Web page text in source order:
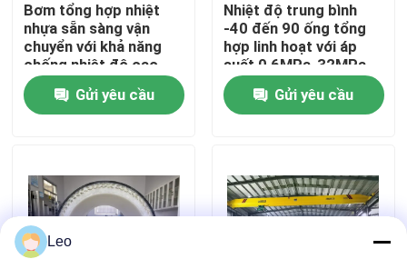
Kiểm soát chất lượng
Liên hệ chúng tôi
Yêu cầu báo giá
Ống nhựa nhiệt dẻo gia cố
Bơm tổng hợp nhiệt
nhựa sẵn sàng vận
chuyển với khả năng
chống nhiệt độ cao
Gửi yêu cầu
Nhiệt độ trung bình
-40 đến 90 ống tổng
hợp linh hoạt với áp
suất 0,6MPa-32MPa
và dịch vụ đúc
Gửi yêu cầu
Leo